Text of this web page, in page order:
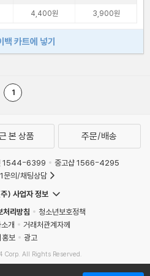
4,400원 3,900원
백 카트에 넣기
1
본 상품 주문/배송
1544-6399
중고샵 1566-4295
의/채팅상담
) 사업자 정보
처리방침
청소년보호정책
개
거래처관계자께
홍보
광고
All Rights Reserved.